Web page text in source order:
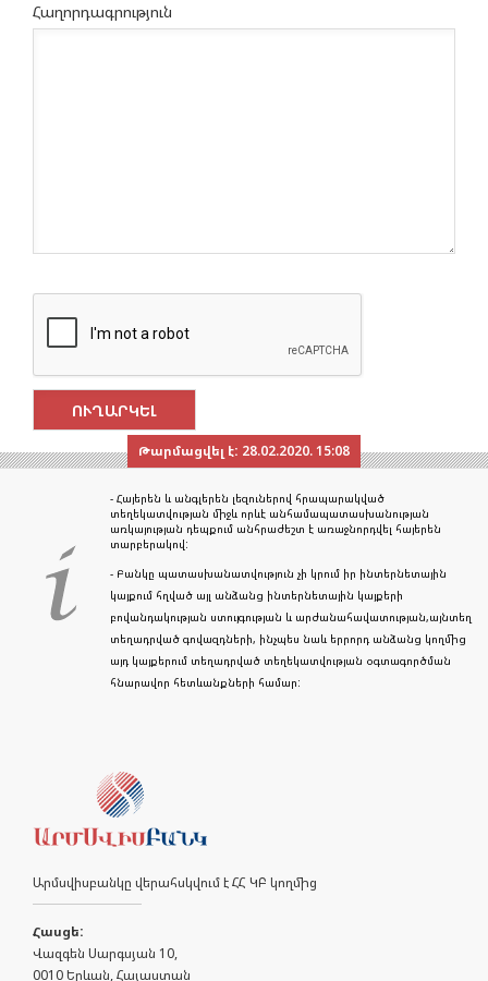
Հաղորդագրություն
Թարմացվել է: 28.02.2020. 15:08
- Հայերեն և անգլերեն լեզուներով հրապարակված
տեղեկատվության միջև որևէ անհամապատասխանության
առկայության դեպքում անհրաժեշտ է առաջնորդվել հայերեն
տարբերակով:
- Բանկը պատասխանատվություն չի կրում իր ինտերնետային
կայքում հղված այլ անձանց ինտերնետային կայքերի
բովանդակության ստույգության և արժանահավատության,այնտեղ
տեղադրված գովազդների, ինչպես նաև երրորդ անձանց կողմից
այդ կայքերում տեղադրված տեղեկատվության օգտագործման
հնարավոր հետևանքների համար:
Արմսվիսբանկը վերահսկվում է ՀՀ ԿԲ կողմից
Հասցե:
Վազգեն Սարգսյան 10,
0010 Երևան, Հայաստան